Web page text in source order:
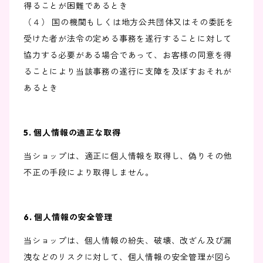
得ることが困難であるとき
（４） 国の機関もしくは地方公共団体又はその委託を
受けた者が法令の定める事務を遂行することに対して
協力する必要がある場合であって、お客様の同意を得
ることにより当該事務の遂行に支障を及ぼすおそれが
あるとき
5. 個人情報の適正な取得
当ショップは、適正に個人情報を取得し、偽りその他
不正の手段により取得しません。
6. 個人情報の安全管理
当ショップは、個人情報の紛失、破壊、改ざん及び漏
洩などのリスクに対して、個人情報の安全管理が図ら